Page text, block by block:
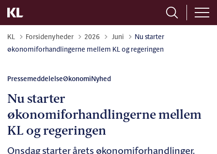
KL Forsidenyheder 2026 Tilbage til
Juni
Nu starter
økonomiforhandlingerne mellem KL og regeringen
PressemeddelelseØkonomiNyhed
Nu starter
økonomiforhandlingerne mellem
KL og regeringen
Onsdag starter årets økonomiforhandlinger.